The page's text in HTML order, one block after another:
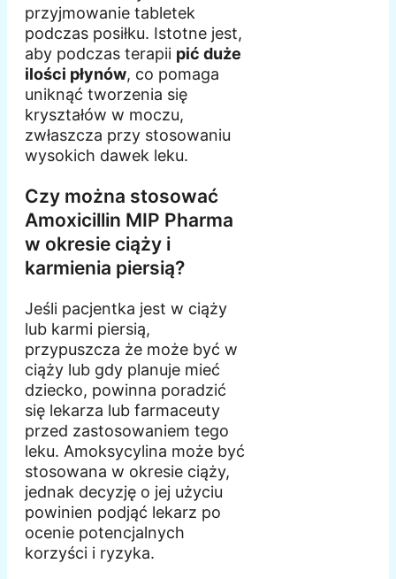
przyjmowanie tabletek
podczas posiłku. Istotne jest,
aby podczas terapii pić duże
ilości płynów, co pomaga
uniknąć tworzenia się
kryształów w moczu,
zwłaszcza przy stosowaniu
wysokich dawek leku.
Czy można stosować
Amoxicillin MIP Pharma
w okresie ciąży i
karmienia piersią?
Jeśli pacjentka jest w ciąży
lub karmi piersią,
przypuszcza że może być w
ciąży lub gdy planuje mieć
dziecko, powinna poradzić
się lekarza lub farmaceuty
przed zastosowaniem tego
leku. Amoksycylina może być
stosowana w okresie ciąży,
jednak decyzję o jej użyciu
powinien podjąć lekarz po
ocenie potencjalnych
korzyści i ryzyka.